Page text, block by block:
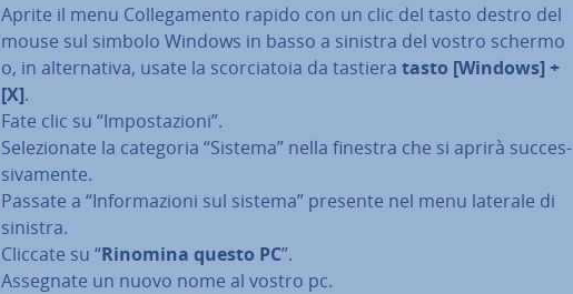
Aprite il menu Col­le­ga­men­to rapido con un clic del tasto destro del
mouse sul simbolo Windows in basso a sinistra del vostro schermo
o, in al­ter­na­ti­va, usate la scor­cia­to­ia da tastiera tasto [Windows] +
[X].
Fate clic su “Im­po­sta­zio­ni”.
Se­le­zio­na­te la categoria “Sistema” nella finestra che si aprirà suc­ces­
si­va­men­te.
Passate a “In­for­ma­zio­ni sul sistema” presente nel menu laterale di
sinistra.
Cliccate su “Rinomina questo PC”.
Assegnate un nuovo nome al vostro pc.